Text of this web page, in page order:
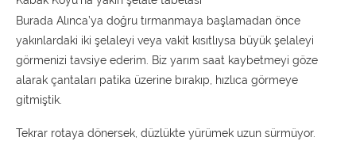
Burada Alınca’ya doğru tırmanmaya başlamadan önce
yakınlardaki iki şelaleyi veya vakit kısıtlıysa büyük şelaleyi
görmenizi tavsiye ederim. Biz yarım saat kaybetmeyi göze
alarak çantaları patika üzerine bırakıp, hızlıca görmeye
gitmiştik.
Tekrar rotaya dönersek, düzlükte yürümek uzun sürmüyor.